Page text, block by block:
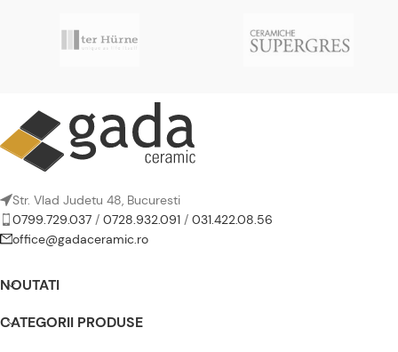
Str. Vlad Judetu 48, Bucuresti
0799.729.037 / 0728.932.091 / 031.422.08.56
office@gadaceramic.ro
NOUTATI
CATEGORII PRODUSE